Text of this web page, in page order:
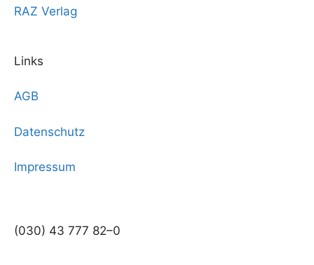
RAZ Verlag
Links
AGB
Datenschutz
Impressum
(030) 43 777 82–0